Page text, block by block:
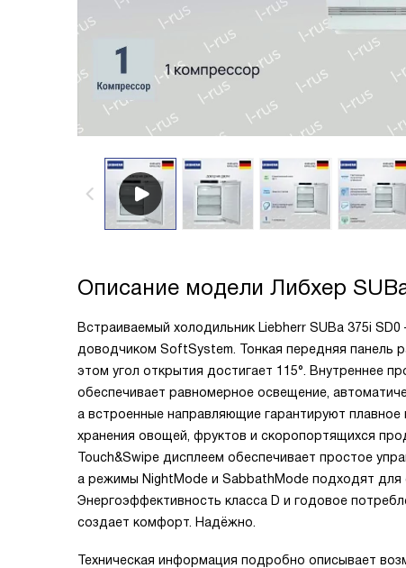
Описание модели Либхер
Встраиваемый холодильник Liebherr SUBa 375i
доводчиком SoftSystem. Тонкая передняя панель
этом угол открытия достигает 115°. Внутреннее
обеспечивает равномерное освещение,
а встроенные направляющие гарантируют
хранения овощей, фруктов и скоропортящихся
Touch&Swipe дисплеем обеспечивает простое
а режимы NightMode и SabbathMode подходят для
Энергоэффективность класса D и годовое
создает комфорт. Надёжно.
Техническая информация подробно описывает